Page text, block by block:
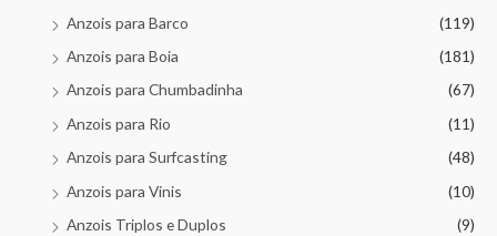
Anzois para Barco
(119)
Anzois para Boia
(181)
Anzois para Chumbadinha
(67)
Anzois para Rio
(11)
Anzois para Surfcasting
(48)
Anzois para Vinis
(10)
Anzois Triplos e Duplos
(9)